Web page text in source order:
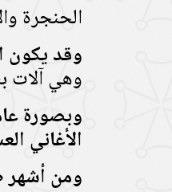
الحنجرة
وقد يكون
وهي آلات
وبصورة
الأغاني
ومن أشهر